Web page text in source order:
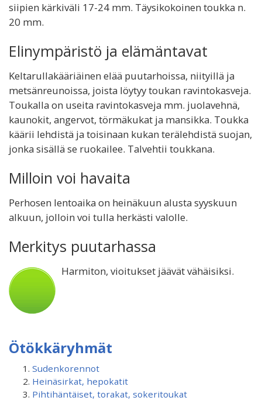
siipien kärkiväli 17-24 mm. Täysikokoinen toukka n.
20 mm.
Elinympäristö ja elämäntavat
Keltarullakääriäinen elää puutarhoissa, niityillä ja
metsänreunoissa, joista löytyy toukan ravintokasveja.
Toukalla on useita ravintokasveja mm. juolavehnä,
kaunokit, angervot, törmäkukat ja mansikka. Toukka
käärii lehdistä ja toisinaan kukan terälehdistä suojan,
jonka sisällä se ruokailee. Talvehtii toukkana.
Milloin voi havaita
Perhosen lentoaika on heinäkuun alusta syyskuun
alkuun, jolloin voi tulla herkästi valolle.
Merkitys puutarhassa
Harmiton, vioitukset jäävät vähäisiksi.
Ötökkäryhmät
Sudenkorennot
Heinäsirkat, hepokatit
Pihtihäntäiset, torakat, sokeritoukat